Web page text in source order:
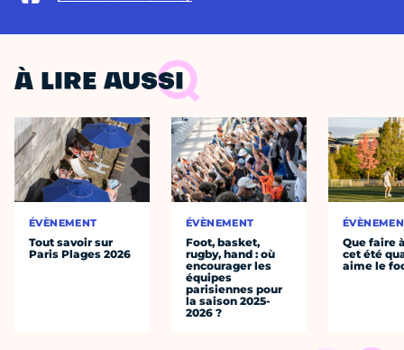
À LIRE AUSSI
ÉVÈNEMENT
Tout savoir sur
Paris Plages 2026
ÉVÈNEMENT
Foot, basket,
rugby, hand : où
encourager les
équipes
parisiennes pour
la saison 2025-
2026 ?
Que faire
cet été
aime le